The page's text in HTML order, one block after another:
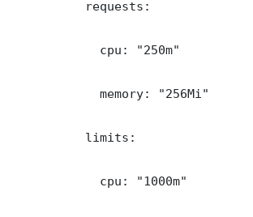
          requests:
            cpu: "250m"
            memory: "256Mi"
          limits:
            cpu: "1000m"